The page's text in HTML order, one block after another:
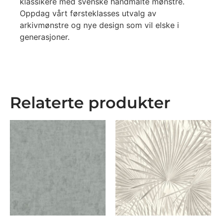
Oppdag vårt førsteklasses utvalg av
arkivmønstre og nye design som vil elske i
generasjoner.
Relaterte produkter